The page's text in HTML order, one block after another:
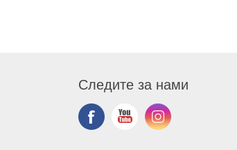
Следите за нами